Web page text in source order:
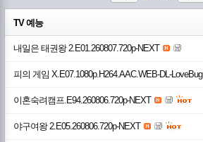
TV 예능
내일은 태권왕 2.E01.260807.720p-NEXT
피의 게임 X.E07.1080p.H264.AAC.WEB-DL-LoveBug
이혼숙려캠프.E94.260806.720p-NEXT
야구여왕 2.E05.260806.720p-NEXT